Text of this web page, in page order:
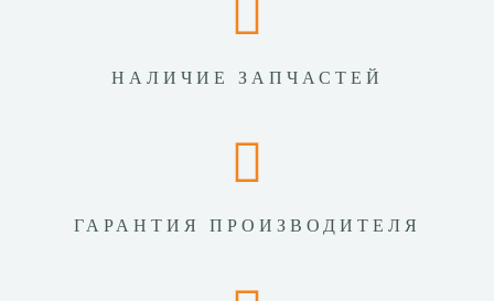
НАЛИЧИЕ ЗАПЧАСТЕЙ
ГАРАНТИЯ ПРОИЗВОДИТЕЛЯ